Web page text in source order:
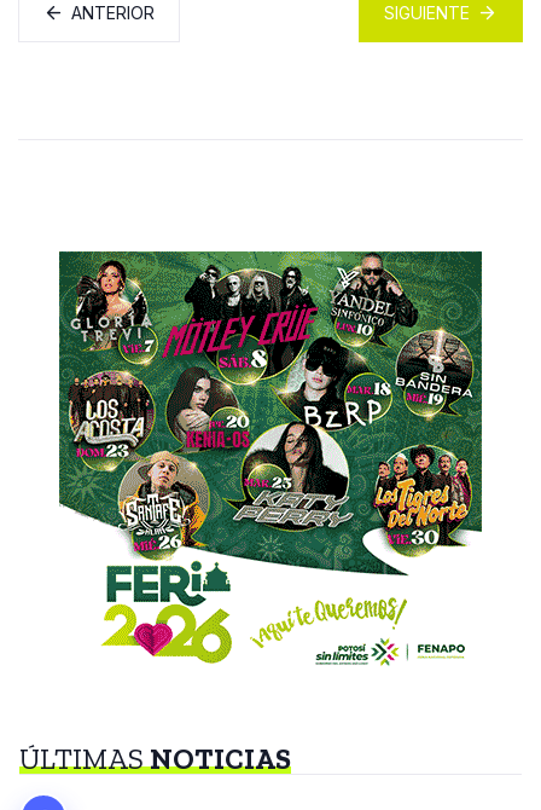
ANTERIOR SIGUIENTE
ÚLTIMASNOTICIAS